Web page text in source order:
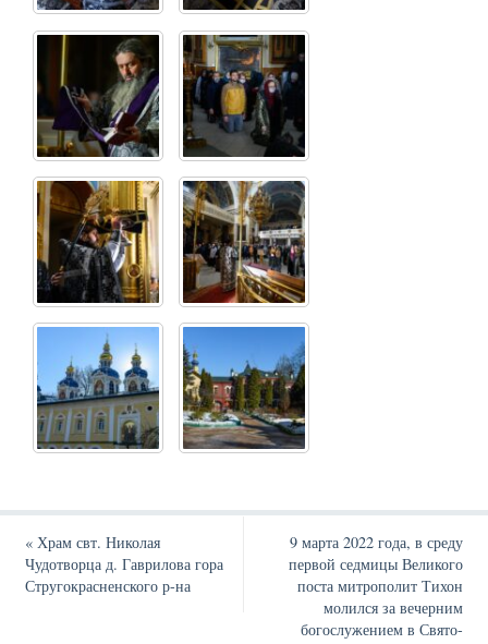
«Храм свт. Николая
Чудотворца д. Гаврилова гора
Стругокрасненского р-на
9 марта 2022 года, в среду
первой седмицы Великого
поста митрополит Тихон
молился за вечерним
богослужением в Свято-